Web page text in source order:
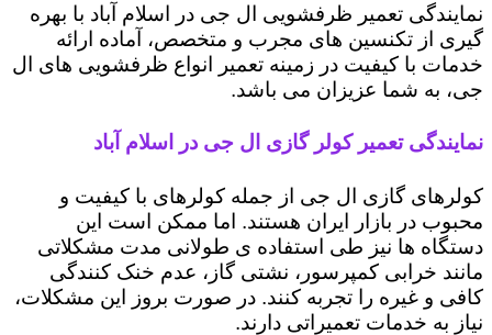
نمایندگی تعمیر ظرفشویی ال جی در اسلام آباد با بهره
گیری از تکنسین های مجرب و متخصص، آماده ارائه
خدمات با کیفیت در زمینه تعمیر انواع ظرفشویی های ال
جی، به شما عزیزان می باشد.
نمایندگی تعمیر کولر گازی ال جی در اسلام آباد
کولرهای گازی ال جی از جمله کولرهای با کیفیت و
محبوب در بازار ایران هستند. اما ممکن است این
دستگاه ها نیز طی استفاده ی طولانی مدت مشکلاتی
مانند خرابی کمپرسور، نشتی گاز، عدم خنک کنندگی
کافی و غیره را تجربه کنند. در صورت بروز این مشکلات،
نیاز به خدمات تعمیراتی دارند.